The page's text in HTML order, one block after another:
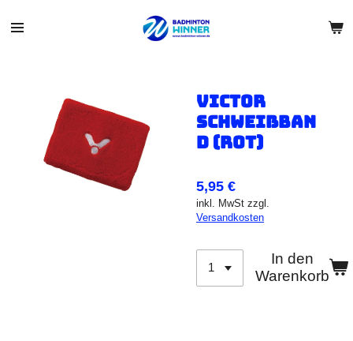
Hauptinhalt
Victor
Schweißban
d (Rot)
5,95 €
inkl. MwSt zzgl.
Versandkosten
In den
Warenkorb